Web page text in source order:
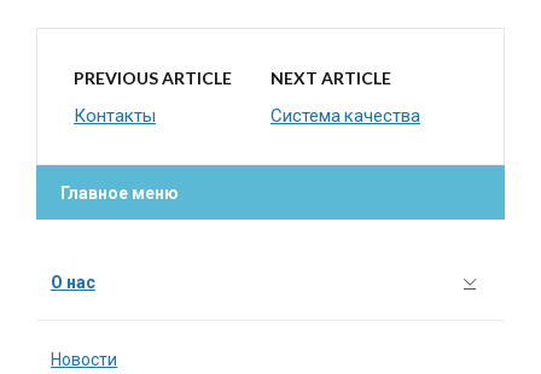
PREVIOUS ARTICLE
Контакты
NEXT ARTICLE
Система качества
Главное меню
О нас
Новости